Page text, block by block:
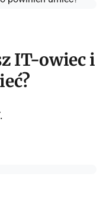
IT-owiec i